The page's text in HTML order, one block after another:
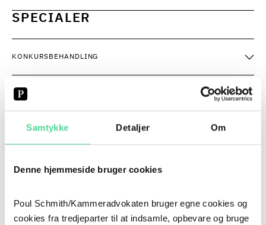
Samtykke Detaljer Om
Denne hjemmeside bruger cookies
Poul Schmith/Kammeradvokaten bruger egne cookies og
cookies fra tredjeparter til at indsamle, opbevare og bruge
SPECIALER
KONKURSBEHANDLING
KREDITORREPRÆSENTATION
REKONSTRUKTION OG OMSTRUKTURERING
FORENSICS
INSOLVENS OG REKONSTRUKTION